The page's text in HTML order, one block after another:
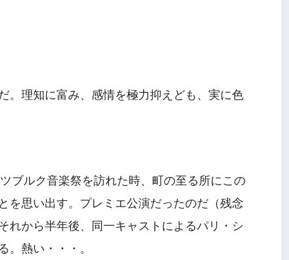
。理知に富み、感情を極力抑えども、実に色
ブルク音楽祭を訪れた時、町の至る所にこの
を思い出す。プレミエ公演だったのだ（残念
れから半年後、同一キャストによるパリ・シ
。熱い・・・。